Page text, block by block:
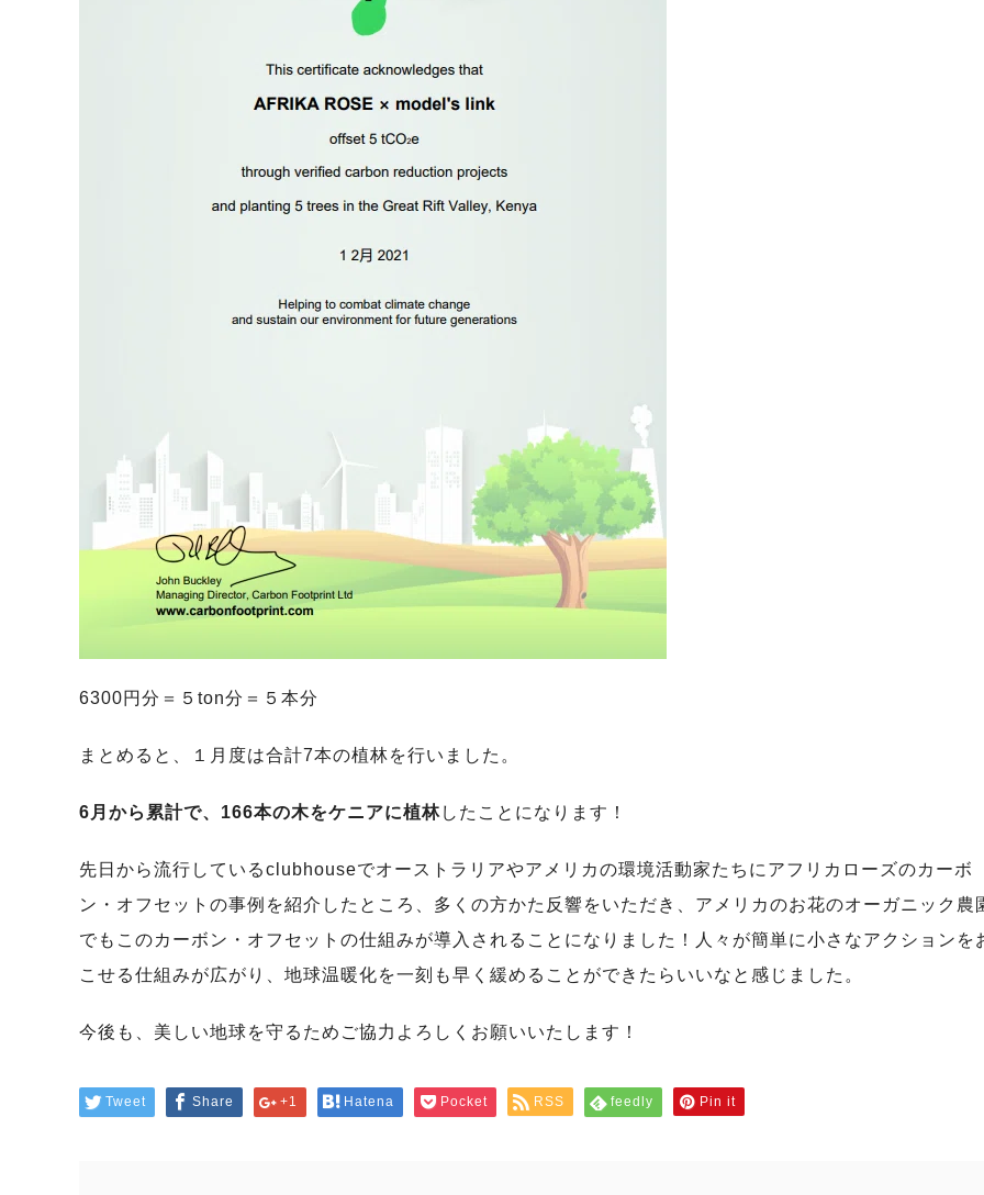
6300円分＝５ton分＝５本分
まとめると、１月度は合計7本の植林を行いました。
6月から累計で、166本の木をケニアに植林したことになります！
先日から流行しているclubhouseでオーストラリアやアメリカの環境活動家たちにアフリカローズのカーボ
ン・オフセットの事例を紹介したところ、多くの方かた反響をいただき、アメリカのお花のオーガニック農
でもこのカーボン・オフセットの仕組みが導入されることになりました！人々が簡単に小さなアクションを
こせる仕組みが広がり、地球温暖化を一刻も早く緩めることができたらいいなと感じました。
今後も、美しい地球を守るためご協力よろしくお願いいたします！
Tweet Share +1 Hatena Pocket RSS feedly Pin it